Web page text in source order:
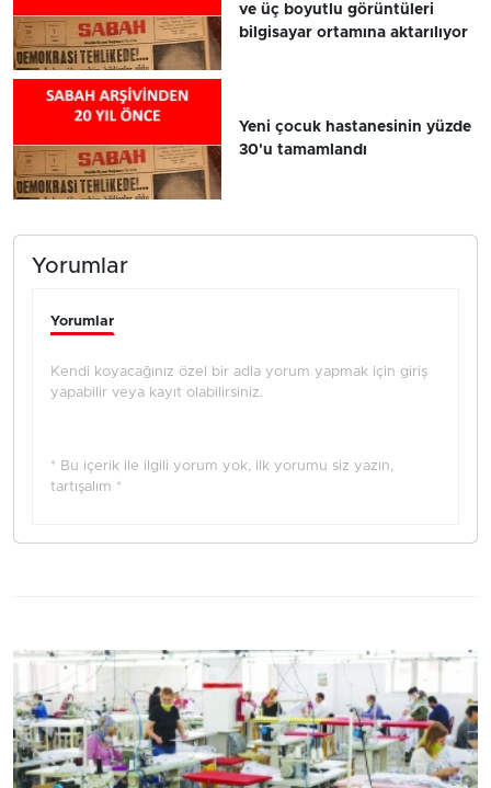
ve üç boyutlu görüntüleri
bilgisayar ortamına aktarılıyor
Yeni çocuk hastanesinin yüzde
30'u tamamlandı
Yorumlar
Yorumlar
Kendi koyacağınız özel bir adla yorum yapmak için giriş
yapabilir veya kayıt olabilirsiniz.
* Bu içerik ile ilgili yorum yok, ilk yorumu siz yazın,
tartışalım *